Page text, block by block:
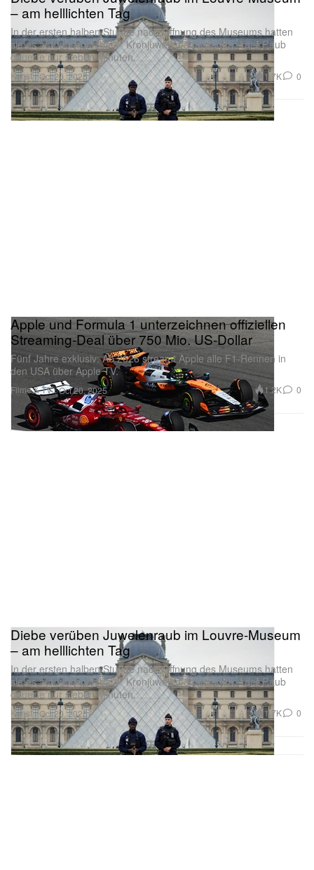
Kunst
– am helllichten Tag
In der ersten halben Stunde nach Öffnung des Museums hatten
sie es auf „unschätzbare“ Kronjuwelen abgesehen – der Raub
dauerte nur sieben Minuten.
Oct 20, 2025 1.7K 0
Filme & TV
Apple und Formula 1 unterzeichnen offiziellen
Streaming‑Deal über 750 Mio. US‑Dollar
Fünf Jahre exklusiv: Ab 2026 streamt Apple alle F1‑Rennen in
den USA über Apple TV.
Oct 20, 2025 1.2K 0
Kunst
Diebe verüben Juwelenraub im Louvre-Museum
– am helllichten Tag
In der ersten halben Stunde nach Öffnung des Museums hatten
sie es auf „unschätzbare“ Kronjuwelen abgesehen – der Raub
dauerte nur sieben Minuten.
Oct 20, 2025 1.7K 0